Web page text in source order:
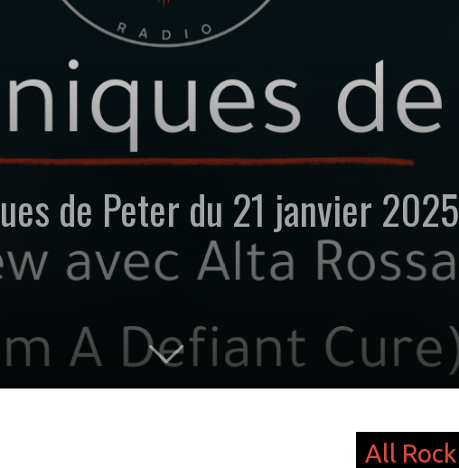
de Peter du 21 janvier